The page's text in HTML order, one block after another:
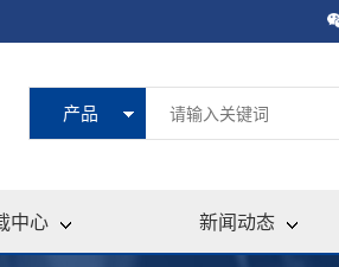
产品
中心 新闻动态